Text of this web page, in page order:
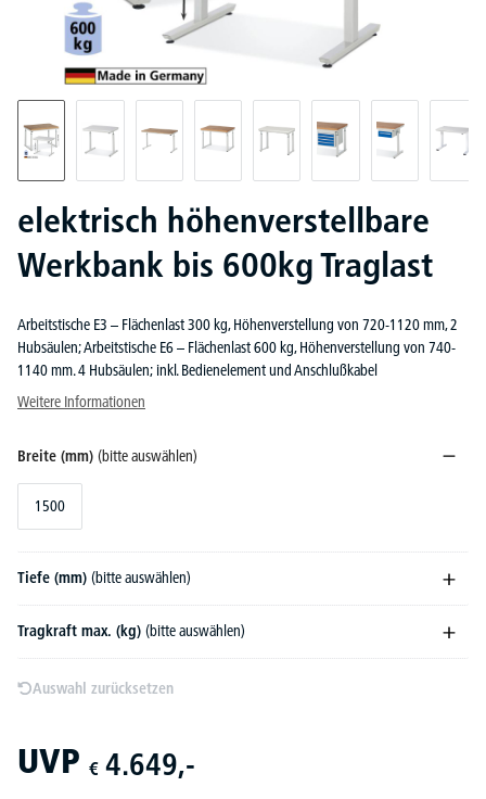
elektrisch höhenverstellbare
Werkbank bis 600kg Traglast
Arbeitstische E3 – Flächenlast 300 kg, Höhenverstellung von 720-1120 mm, 2
Hubsäulen; Arbeitstische E6 – Flächenlast 600 kg, Höhenverstellung von 740-
1140 mm. 4 Hubsäulen; inkl. Bedienelement und Anschlußkabel
Weitere Informationen
Breite (mm) (bitte auswählen)
1500
Tiefe (mm) (bitte auswählen)
Tragkraft max. (kg) (bitte auswählen)
Auswahl zurücksetzen
UVP € 4.649,-